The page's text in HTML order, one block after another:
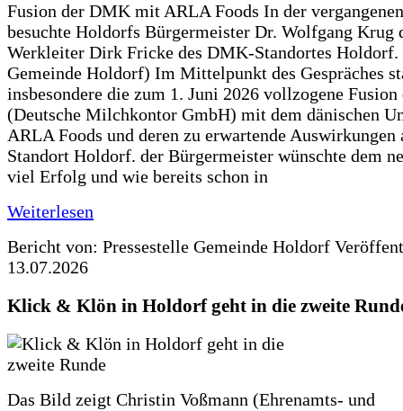
Fusion der DMK mit ARLA Foods In der
besuchte Holdorfs Bürgermeister Dr. Wolfgang Krug
Werkleiter Dirk Fricke des DMK-Standortes Holdorf.
Gemeinde Holdorf) Im Mittelpunkt des Gespräches
insbesondere die zum 1. Juni 2026 vollzogene
(Deutsche Milchkontor GmbH) mit dem dänischen
ARLA Foods und deren zu erwartende Auswirkungen
Standort Holdorf. der Bürgermeister wünschte dem
viel Erfolg und wie bereits schon in
Weiterlesen
Bericht von: Pressestelle Gemeinde Holdorf
13.07.2026
Klick & Klön in Holdorf geht in die zweite
Das Bild zeigt Christin Voßmann (Ehrenamts- und